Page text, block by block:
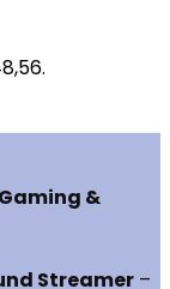
&
Streamer –